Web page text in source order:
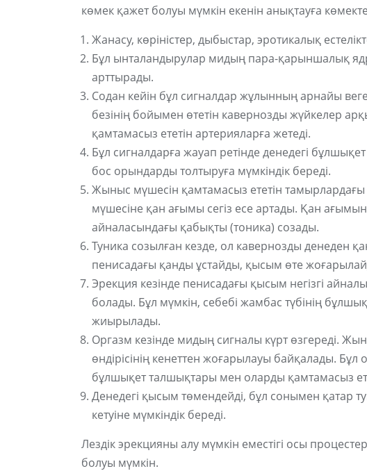
көмек қажет болуы мүмкін екенін анықтауға
Жанасу, көріністер, дыбыстар, эротикалық
Бұл ынталандырулар мидың пара-қарыншалық
арттырады.
Содан кейін бұл сигналдар жұлынның арнайы
безінің бойымен өтетін кавернозды жүйкелер
қамтамасыз ететін артерияларға жетеді.
Бұл сигналдарға жауап ретінде денедегі
бос орындарды толтыруға мүмкіндік береді.
Жыныс мүшесін қамтамасыз ететін
мүшесіне қан ағымы сегіз есе артады. Қан
айналасындағы қабықты (тоника) созады.
Туника созылған кезде, ол кавернозды денеден
пенисадағы қанды ұстайды, қысым өте
Эрекция кезінде пенисадағы қысым негізгі
болады. Бұл мүмкін, себебі жамбас түбінің
жиырылады.
Оргазм кезінде мидың сигналы күрт өзгереді.
өндірісінің кенеттен жоғарылауы байқалады.
бұлшықет талшықтары мен оларды қамтамасыз
Денедегі қысым төмендейді, бұл сонымен қатар
кетуіне мүмкіндік береді.
Лездік эрекцияны алу мүмкін еместігі осы
болуы мүмкін.